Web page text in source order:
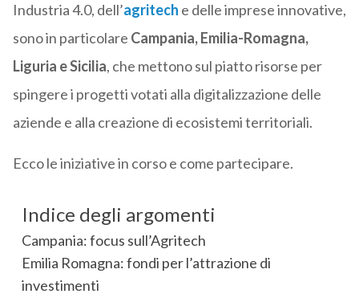
Industria 4.0, dell’agritech e delle imprese innovative,
sono in particolare Campania, Emilia-Romagna,
Liguria e Sicilia, che mettono sul piatto risorse per
spingere i progetti votati alla digitalizzazione delle
aziende e alla creazione di ecosistemi territoriali.
Ecco le iniziative in corso e come partecipare.
Indice degli argomenti
Campania: focus sull’Agritech
Emilia Romagna: fondi per l’attrazione di
investimenti